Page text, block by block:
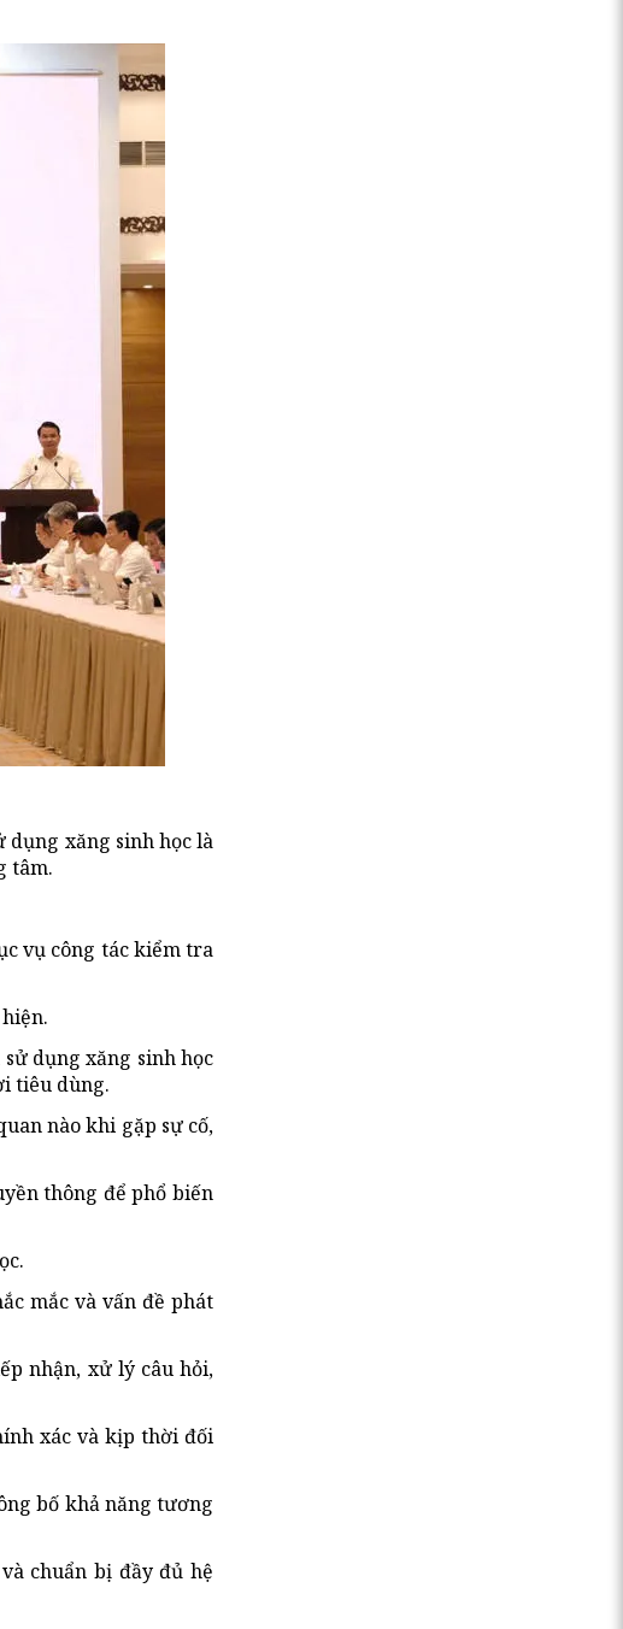
dụng xăng sinh học là
tâm.
vụ công tác kiểm tra
dụng xăng sinh học
tiêu dùng.
nào khi gặp sự cố,
thông để phổ biến
mắc và vấn đề phát
nhận, xử lý câu hỏi,
xác và kịp thời đối
bố khả năng tương
chuẩn bị đầy đủ hệ